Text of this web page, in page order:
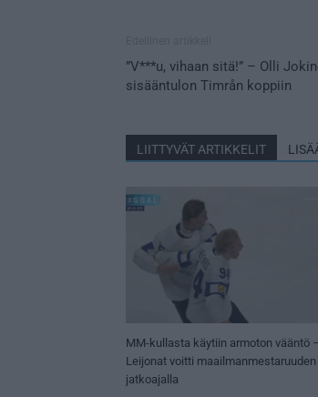
”V***u, vihaan sitä!” – Olli
sisääntulon Timrån koppiin
LIITTYVÄT ARTIKKELIT
MM-kullasta käytiin armoton vääntö –
Leijonat voitti maailmanmestaruuden
jatkoajalla